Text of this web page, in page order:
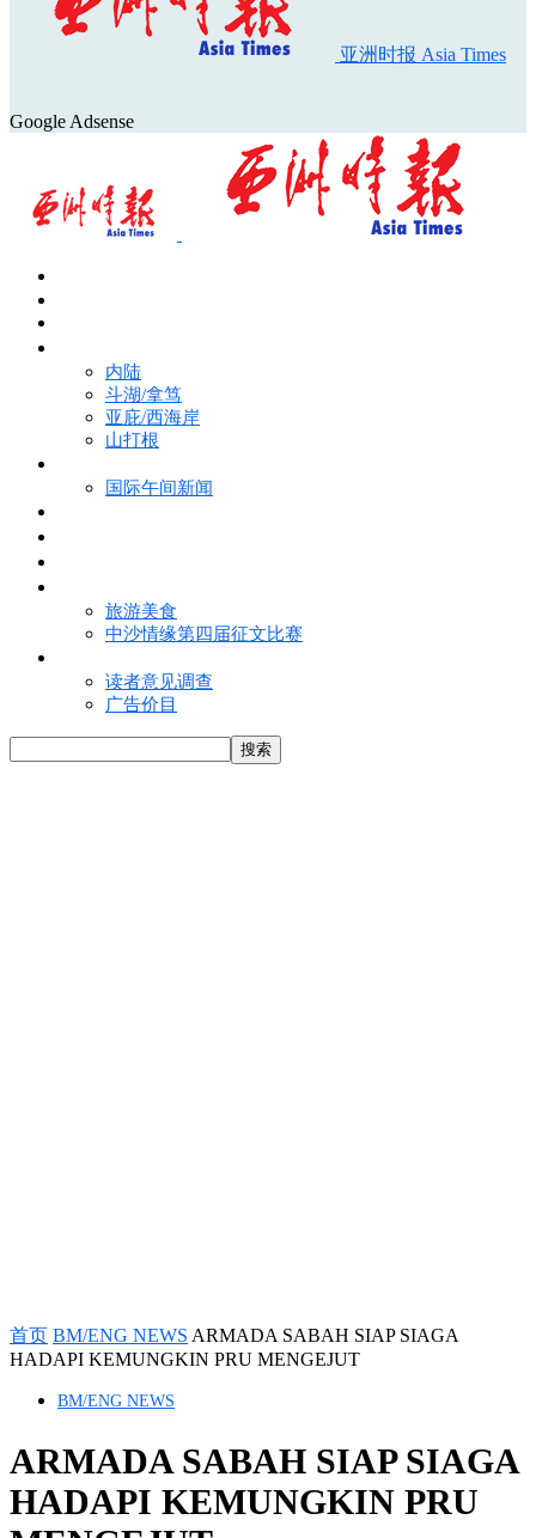
亚洲时报 Asia Times
Google Adsense
内陆
斗湖/拿笃
亚庇/西海岸
山打根
国际午间新闻
旅游美食
中沙情缘第四届征文比赛
读者意见调查
广告价目
首页 BM/ENG NEWS ARMADA SABAH SIAP SIAGA
HADAPI KEMUNGKIN PRU MENGEJUT
BM/ENG NEWS
ARMADA SABAH SIAP SIAGA
HADAPI KEMUNGKIN PRU